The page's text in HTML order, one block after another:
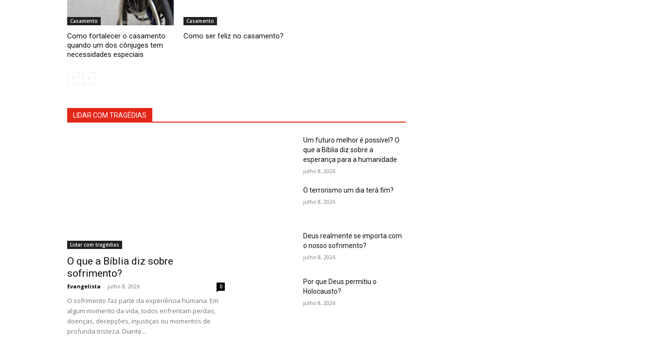
Casamento
Como fortalecer o casamento
quando um dos cônjuges tem
necessidades especiais
Casamento
Como ser feliz no casamento?
LIDAR COM TRAGÉDIAS
Lidar com tragédias
O que a Bíblia diz sobre
sofrimento?
Evangelista - julho 8, 2026 0
O sofrimento faz parte da experiência humana. Em
algum momento da vida, todos enfrentam perdas,
doenças, decepções, injustiças ou momentos de
profunda tristeza. Diante...
Um futuro melhor é possível? O
que a Bíblia diz sobre a
esperança para a humanidade
julho 8, 2026
O terrorismo um dia terá fim?
julho 8, 2026
Deus realmente se importa com
o nosso sofrimento?
julho 8, 2026
Por que Deus permitiu o
Holocausto?
julho 8, 2026